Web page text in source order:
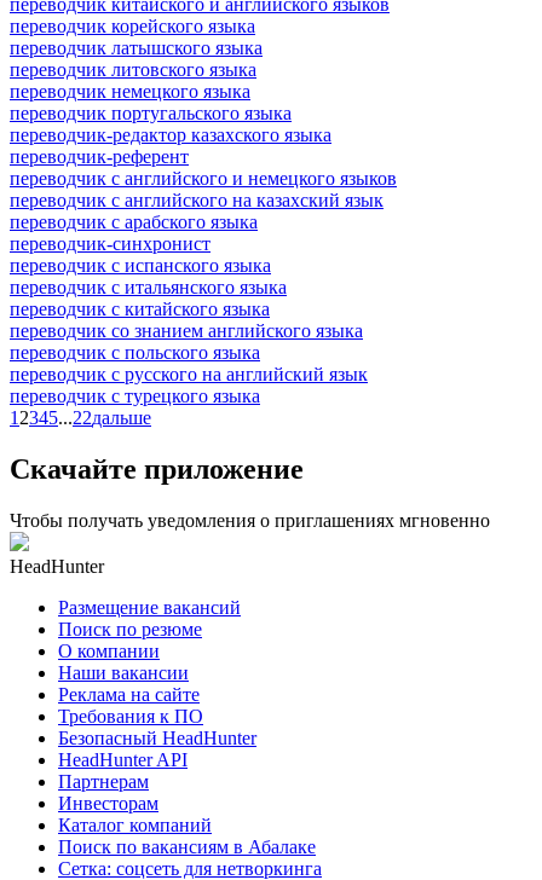
переводчик корейского языка
переводчик латышского языка
переводчик литовского языка
переводчик немецкого языка
переводчик португальского языка
переводчик-редактор казахского языка
переводчик-референт
переводчик с английского и немецкого языков
переводчик с английского на казахский язык
переводчик с арабского языка
переводчик-синхронист
переводчик с испанского языка
переводчик с итальянского языка
переводчик с китайского языка
переводчик со знанием английского языка
переводчик с польского языка
переводчик с русского на английский язык
переводчик с турецкого языка
1 2345...22дальше
Скачайте приложение
Чтобы получать уведомления о приглашениях мгновенно
HeadHunter
Размещение вакансий
Поиск по резюме
О компании
Наши вакансии
Реклама на сайте
Требования к ПО
Безопасный HeadHunter
HeadHunter API
Партнерам
Инвесторам
Каталог компаний
Поиск по вакансиям в Абалаке
Сетка: соцсеть для нетворкинга